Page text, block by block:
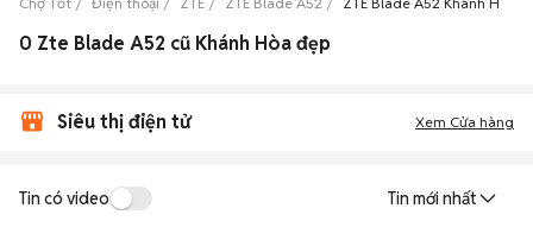
0 Zte Blade A52 cũ Khánh Hòa đẹp
Siêu thị điện tử Xem Cửa hàng
Tin có video Tin mới nhất